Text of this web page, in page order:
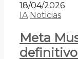
18/04/2026
IA Noticias
Meta